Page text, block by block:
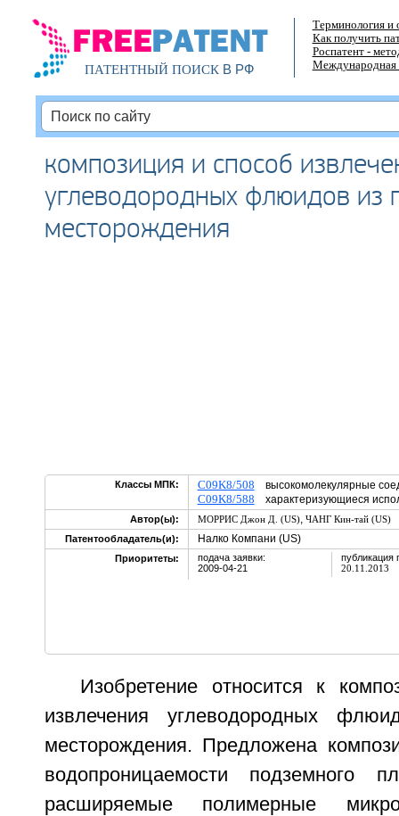
ПАТЕНТНЫЙ ПОИСКВ РФ
Терминология и
Как получить
Роспатент -
Международная
композиция и способ
углеводородных флюидов из
месторождения
Классы МПК: C09K8/508 высокомолекулярные
C09K8/588 характеризующиеся
Автор(ы): МОРРИС Джон Д. (US), ЧАНГ Кин-тай (US)
Патентообладатель(и):
Налко Компани (US)
Приоритеты:
подача заявки:
2009-04-21
публикация
20.11.2013
Изобретение относится к
извлечения углеводородных
месторождения. Предложена
водопроницаемости подземного
расширяемые полимерные